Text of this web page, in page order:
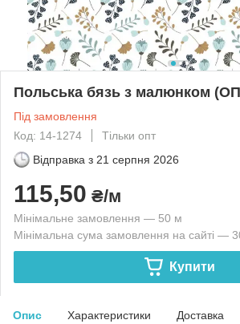
Польська бязь з малюнком
Під замовлення
Код: 14-1274
Тільки опт
Відправка з 21 серпня 2026
115,50 ₴/м
Мінімальне замовлення — 50 м
Мінімальна сума замовлення на сайті —
Купити
Опис Характеристики Доставка